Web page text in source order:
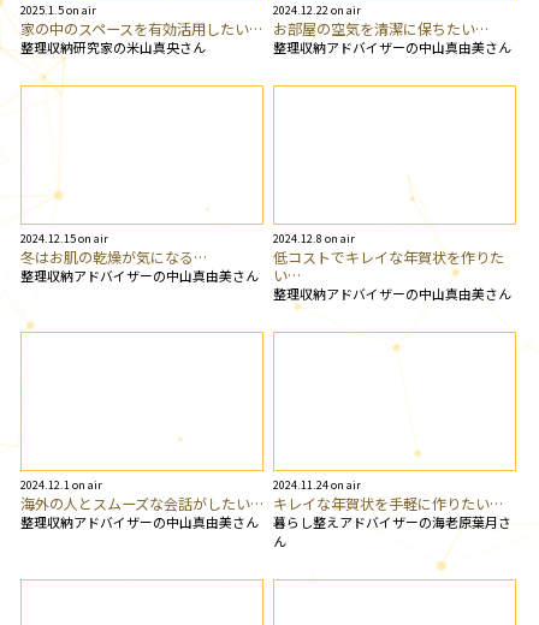
2025.1.5 on air
家の中のスペースを有効活用したい…
整理収納研究家の米山真央さん
2024.12.22 on air
お部屋の空気を清潔に保ちたい…
整理収納アドバイザーの中山真由美さん
2024.12.15 on air
冬はお肌の乾燥が気になる…
整理収納アドバイザーの中山真由美さん
2024.12.8 on air
低コストでキレイな年賀状を作りた
い…
整理収納アドバイザーの中山真由美さん
2024.12.1 on air
海外の人とスムーズな会話がしたい…
整理収納アドバイザーの中山真由美さん
2024.11.24 on air
キレイな年賀状を手軽に作りたい…
暮らし整えアドバイザーの海老原葉月さ
ん